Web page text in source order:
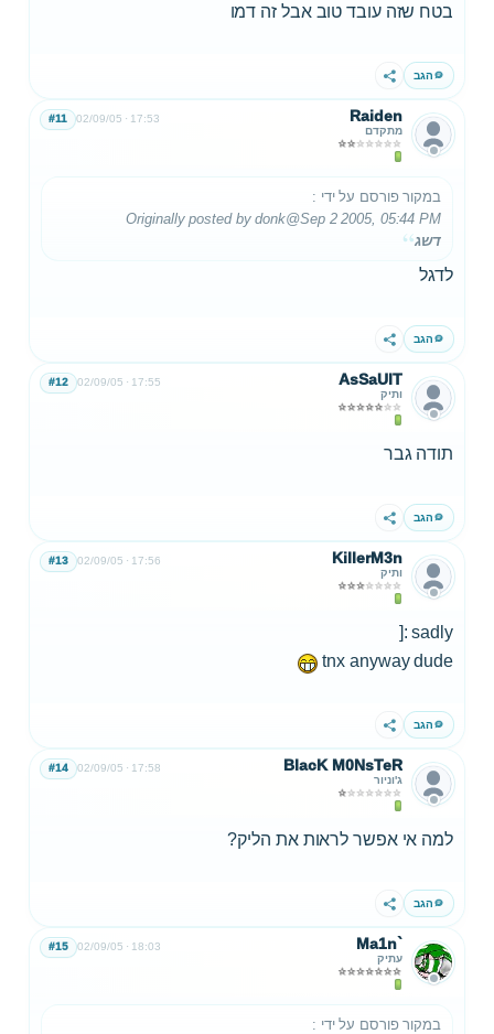
בטח שזה עובד טוב אבל זה דמו
הגב שתף
Raiden
מתקדם
02/09/05 17:53
#11
במקור פורסם על ידי :
Originally posted by donk@Sep 2 2005, 05:44 PM
דשג
לדגל
הגב שתף
AsSaUlT
ותיק
02/09/05 17:55
#12
תודה גבר
הגב שתף
KillerM3n
ותיק
02/09/05 17:56
#13
sadly :[
tnx anyway dude
הגב שתף
BlacK M0NsTeR
ג'וניור
02/09/05 17:58
#14
למה אי אפשר לראות את הליק?
הגב שתף
Ma1n`
עתיק
02/09/05 18:03
#15
במקור פורסם על ידי :